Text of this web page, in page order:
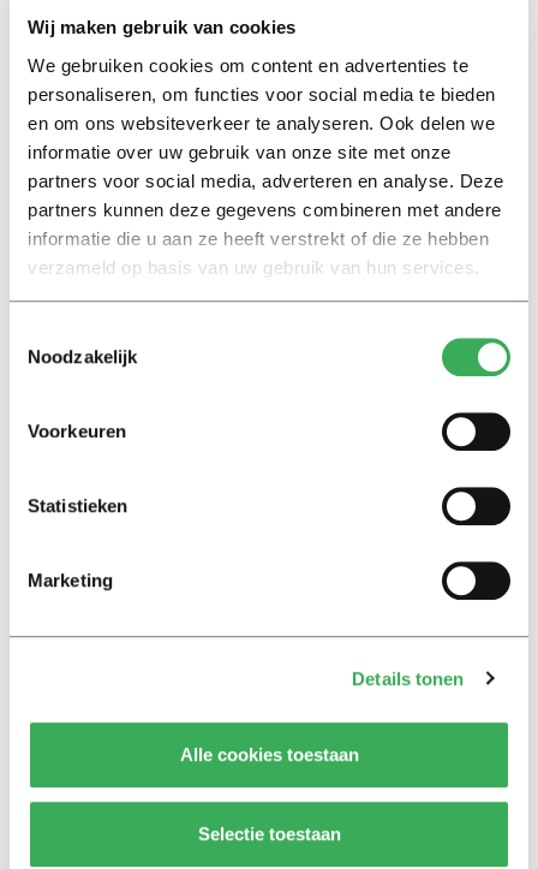
Wij maken gebruik van cookies
We gebruiken cookies om content en advertenties te
personaliseren, om functies voor social media te bieden
en om ons websiteverkeer te analyseren. Ook delen we
informatie over uw gebruik van onze site met onze
partners voor social media, adverteren en analyse. Deze
partners kunnen deze gegevens combineren met andere
informatie die u aan ze heeft verstrekt of die ze hebben
verzameld op basis van uw gebruik van hun services.
Noodzakelijk
Voorkeuren
Statistieken
Marketing
Details tonen
Alle cookies toestaan
Selectie toestaan
Facebook-postjes waarin iemand meldt dat een geliefde
is overleden. Ja, de reacties stromen binnen. Tientallen
die de moeite nemen drie letters te tikken: RIP. En een
slordige 17 anderen die ‘sterkte’ schrijven. Of
‘gecondoleerd’. Meer smaken zijn er niet, want écht
stilstaan bij een overlijden, dat is weer zo’n gedoe.
Enfin, daar mag je dan als rouwende doorheen scrollen.
Woorden zonder betekenis, zoals ook al die Likes
‘Wetenschappers, kom die